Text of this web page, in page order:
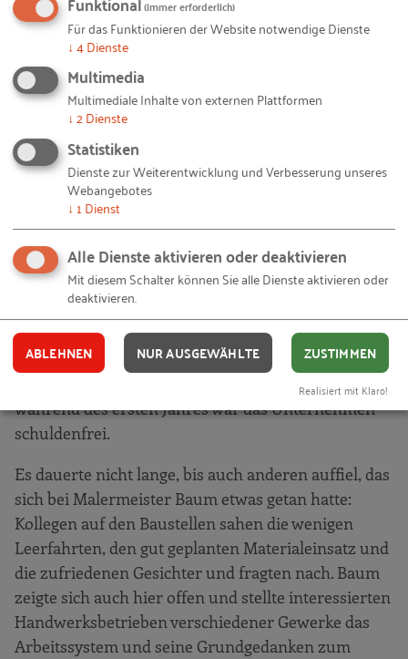
Skalierung war nun also das Gebot der Stunde:
Baum lagen Tapeten schon immer mehr als Putz
und so entwarf er gemeinsam mit den Herstellern
ein passendes Vertriebsmodell und verkaufte fortan
nun auch Tapeten, vornehmlich online – fast voll
automatisiert mit einem entsprechenden
Warenwirtschaftssystem. Das ging natürlich nicht
allein. Passend zu seinen Plänen traf er (und hier
war vielleicht doch einmal Zufall im Spiel) auf den
Marketing-Spezialisten Robert Otte, der ihn beim
Aufbau der Geschäfte gern unterstützen und
sowieso hier in der Heimat wieder Fuß fassen
wollte. Der holte auch noch direkt seinen
Studienkollegen Björn Teßmann mit ins Boot,
ausgewiesener IT-Experte mit dem Schwerpunkt
Webshop-Entwicklung. Das passte… und noch
während des ersten Jahres war das Unternehmen
schuldenfrei.
Es dauerte nicht lange, bis auch anderen auffiel, das
sich bei Malermeister Baum etwas getan hatte:
Kollegen auf den Baustellen sahen die wenigen
Leerfahrten, den gut geplanten Materialeinsatz und
die zufriedenen Gesichter und fragten nach. Baum
zeigte sich auch hier offen und stellte interessierten
Handwerksbetrieben verschiedener Gewerke das
Arbeitssystem und seine Grundgedanken zum
(immer erforderlich)
Für das Funktionieren der Website notwendige Dienste
↓ 4Dienste
Multimedia
Multimediale Inhalte von externen Plattformen
↓ 2Dienste
Statistiken
Dienste zur Weiterentwicklung und Verbesserung unseres
Webangebotes
↓ 1 Dienst
Alle Dienste aktivieren oder deaktivieren
Mit diesem Schalter können Sie alle Dienste aktivieren oder
deaktivieren.
ABLEHNEN NUR AUSGEWÄHLTE ZUSTIMMEN
Realisiert mit Klaro!